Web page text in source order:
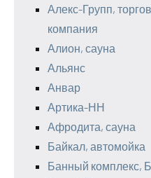
Алекс-Групп,
компания
Алион, сауна
Альянс
Анвар
Артика-НН
Афродита, сауна
Байкал, автомойка
Банный комплекс,